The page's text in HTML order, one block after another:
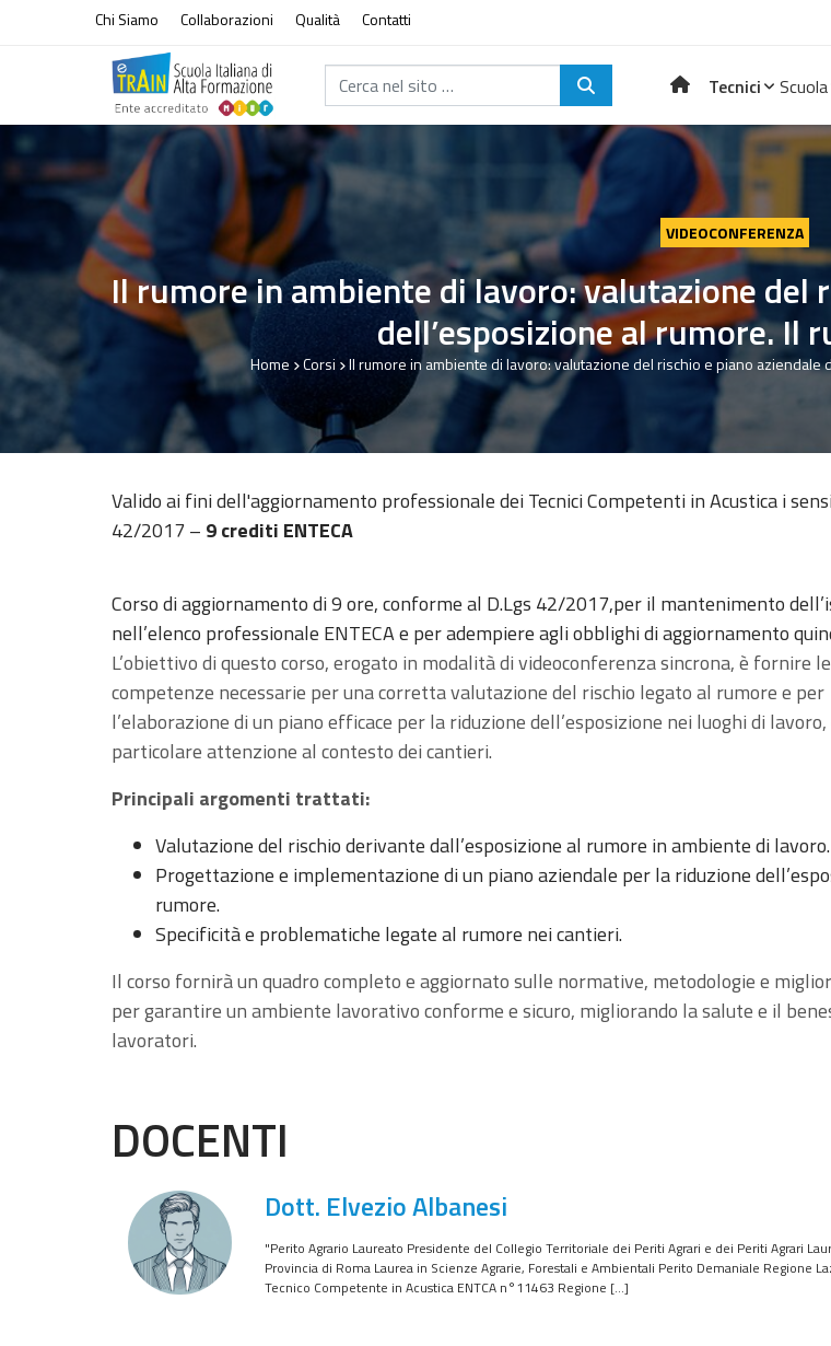
Vai al contenuto
Chi Siamo Collaborazioni Qualità Contatti
Cerca nel sito... Tecnici Scuola
VIDEOCONFERENZA
Il rumore in ambiente di lavoro: valutazione del
dell’esposizione al rumore. Il
Home Corsi Il rumore in ambiente di lavoro: valutazione del rischio e piano
Valido ai fini dell'aggiornamento professionale dei Tecnici Competenti in Acustica i
42/2017 – 9crediti ENTECA
Corso di aggiornamento di 9 ore, conforme al D.Lgs 42/2017,per il mantenimento
nell’elenco professionale ENTECA e per adempiere agli obblighi di aggiornamento
L’obiettivo di questo corso, erogato in modalità di videoconferenza sincrona, è fornire le
competenze necessarie per una corretta valutazione del rischio legato al rumore e per
l’elaborazione di un piano efficace per la riduzione dell’esposizione nei luoghi di lavoro,
particolare attenzione al contesto dei cantieri.
Principali argomenti trattati:
Valutazione del rischio derivante dall’esposizione al rumore in ambiente di lavoro.
Progettazione e implementazione di un piano aziendale per la riduzione
rumore.
Specificità e problematiche legate al rumore nei cantieri.
Il corso fornirà un quadro completo e aggiornato sulle normative, metodologie e
per garantire un ambiente lavorativo conforme e sicuro, migliorando la salute e il
lavoratori.
DOCENTI
Dott. Elvezio Albanesi
"Perito Agrario Laureato Presidente del Collegio Territoriale dei Periti Agrari e dei Periti Agrari
Provincia di Roma Laurea in Scienze Agrarie, Forestali e Ambientali Perito Demaniale Regione
Tecnico Competente in Acustica ENTCA n°11463 Regione […]